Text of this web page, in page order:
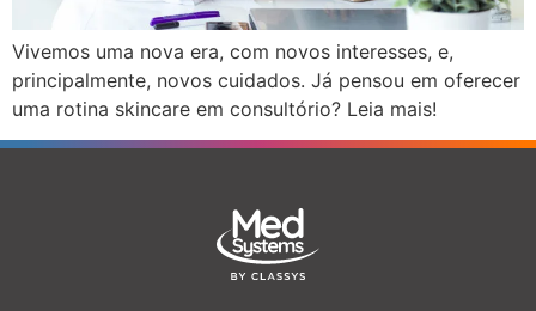
Vivemos uma nova era, com novos interesses, e,
principalmente, novos cuidados. Já pensou em oferecer
uma rotina skincare em consultório? Leia mais!